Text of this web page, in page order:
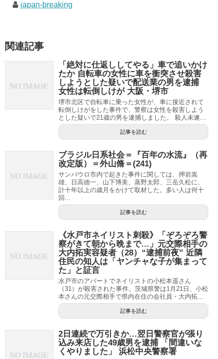
japan-breaking
関連記事
「絶対に仕返ししてやる」車で追いかけ
たか 自転車の女性に車を衝突させ殺害
しようとした疑いで配送業の男を逮捕
女性は転倒しけが 大阪・堺市
堺市北区で自転車に乗った女性が、車に接近されて
転倒しけがをした事件で、警察は女性を殺害しよう
とした疑いで21歳の男を逮捕しました。 殺人未遂...
記事を読む
ブラジル日系社会＝『百年の水流』（再
改定版）＝外山脩＝(241)
サンパウロ市内で起きた事件に関しては、押岩嵩
雄、日高徳一、山下博美、蒸野太郎、三岳久松に、
計十年以上の歳月をかけて取材した。多い人は何十
回...
記事を読む
《水戸市ネイリスト刺殺》「ぞろぞろ警
察がきて朝から晩まで…」元交際相手の
大内拓実容疑者（28）“逮捕前夜” 近隣
住民の知人は「ヤンチャな子が集まって
た」と証言
水戸市のアパートでネイリストの小松本遥さん
（31）が殺害された事件。茨城県警は1月21日、小松
本さんの元交際相手で県内在住の会社員・大内拓...
記事を読む
2日連続で万引きか…翌日警察官が張り
込み来店した49歳男を逮捕 「間違いな
くやりました」 浜松中央警察署